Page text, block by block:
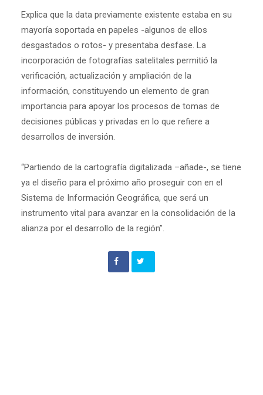
Explica que la data previamente existente estaba en su
mayoría soportada en papeles -algunos de ellos
desgastados o rotos- y presentaba desfase. La
incorporación de fotografías satelitales permitió la
verificación, actualización y ampliación de la
información, constituyendo un elemento de gran
importancia para apoyar los procesos de tomas de
decisiones públicas y privadas en lo que refiere a
desarrollos de inversión.
“Partiendo de la cartografía digitalizada –añade-, se tiene
ya el diseño para el próximo año proseguir con en el
Sistema de Información Geográfica, que será un
instrumento vital para avanzar en la consolidación de la
alianza por el desarrollo de la región”.